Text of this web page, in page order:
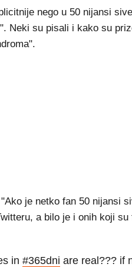
nego u 50 nijansi
Neki su pisali i kako su
je netko fan 50 nijansi
a bilo je i onih koji su
in #365dni are real??? if